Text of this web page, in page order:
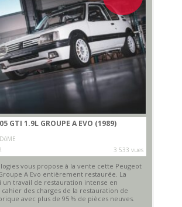
GTI 1.9L GROUPE A EVO (1989)
3 533 vues
vous propose à la vente cette Peugeot
A Evo entièrement restaurée. La
un travail de restauration intense en
des charges de la restauration de
avec plus de 95 % de pièces neuves.